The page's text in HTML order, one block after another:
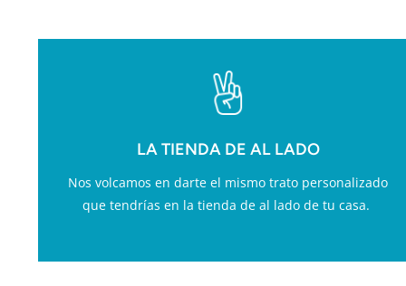
LA TIENDA DE AL LADO
Nos volcamos en darte el mismo trato personalizado
que tendrías en la tienda de al lado de tu casa.